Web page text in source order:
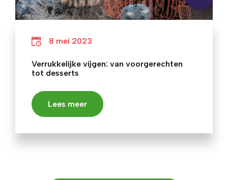
8 mei 2023
Verrukkelijke vijgen: van voorgerechten
tot desserts
Lees meer